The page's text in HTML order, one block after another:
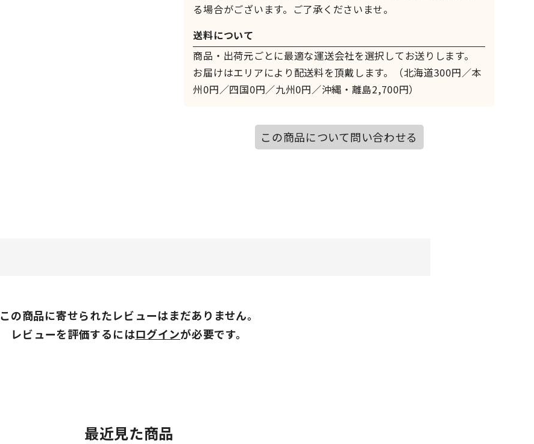
る場合がございます。ご了承くださいませ。
送料について
商品・出荷元ごとに最適な運送会社を選択してお送りします。
お届けはエリアにより配送料を頂戴します。（北海道300円／本
州0円／四国0円／九州0円／沖縄・離島2,700円）
この商品について問い合わせる
この商品に寄せられたレビューはまだありません。
レビューを評価するにはログインが必要です。
最近見た商品